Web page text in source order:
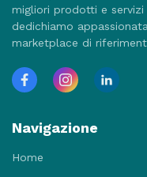
migliori prodotti e
dedichiamo
marketplace di
Navigazione
Home